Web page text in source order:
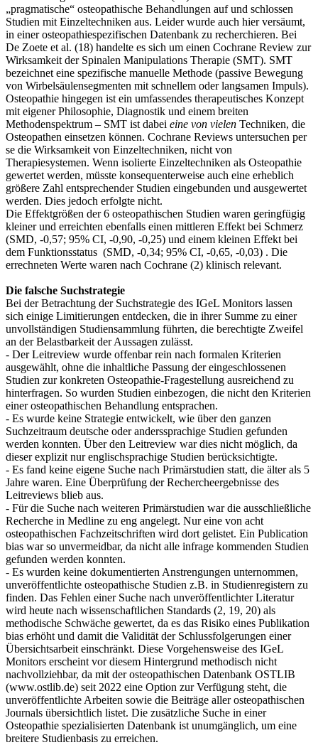
„pragmatische“ osteopathische Behandlungen auf und schlossen
Studien mit Einzeltechniken aus. Leider wurde auch hier versäumt,
in einer osteopathiespezifischen Datenbank zu recherchieren. Bei
De Zoete et al. (18) handelte es sich um einen Cochrane Review zur
Wirksamkeit der Spinalen Manipulations Therapie (SMT). SMT
bezeichnet eine spezifische manuelle Methode (passive Bewegung
von Wirbelsäulensegmenten mit schnellem oder langsamen Impuls).
Osteopathie hingegen ist ein umfassendes therapeutisches Konzept
mit eigener Philosophie, Diagnostik und einem breiten
Methodenspektrum – SMT ist dabei eine von vielen Techniken, die
Osteopathen einsetzen können. Cochrane Reviews untersuchen per
se die Wirksamkeit von Einzeltechniken, nicht von
Therapiesystemen. Wenn isolierte Einzeltechniken als Osteopathie
gewertet werden, müsste konsequenterweise auch eine erheblich
größere Zahl entsprechender Studien eingebunden und ausgewertet
werden. Dies jedoch erfolgte nicht.
Die Effektgrößen der 6 osteopathischen Studien waren geringfügig
kleiner und erreichten ebenfalls einen mittleren Effekt bei Schmerz
(SMD, -0,57; 95% CI, -0,90, -0,25) und einem kleinen Effekt bei
dem Funktionsstatus (SMD, -0,34; 95% CI, -0,65, -0,03) . Die
errechneten Werte waren nach Cochrane (2) klinisch relevant.
Die falsche Suchstrategie
Bei der Betrachtung der Suchstrategie des IGeL Monitors lassen
sich einige Limitierungen entdecken, die in ihrer Summe zu einer
unvollständigen Studiensammlung führten, die berechtigte Zweifel
an der Belastbarkeit der Aussagen zulässt.
- Der Leitreview wurde offenbar rein nach formalen Kriterien
ausgewählt, ohne die inhaltliche Passung der eingeschlossenen
Studien zur konkreten Osteopathie-Fragestellung ausreichend zu
hinterfragen. So wurden Studien einbezogen, die nicht den Kriterien
einer osteopathischen Behandlung entsprachen.
- Es wurde keine Strategie entwickelt, wie über den ganzen
Suchzeitraum deutsche oder anderssprachige Studien gefunden
werden konnten. Über den Leitreview war dies nicht möglich, da
dieser explizit nur englischsprachige Studien berücksichtigte.
- Es fand keine eigene Suche nach Primärstudien statt, die älter als 5
Jahre waren. Eine Überprüfung der Rechercheergebnisse des
Leitreviews blieb aus.
- Für die Suche nach weiteren Primärstudien war die ausschließliche
Recherche in Medline zu eng angelegt. Nur eine von acht
osteopathischen Fachzeitschriften wird dort gelistet. Ein Publication
bias war so unvermeidbar, da nicht alle infrage kommenden Studien
gefunden werden konnten.
- Es wurden keine dokumentierten Anstrengungen unternommen,
unveröffentlichte osteopathische Studien z.B. in Studienregistern zu
finden. Das Fehlen einer Suche nach unveröffentlichter Literatur
wird heute nach wissenschaftlichen Standards (2, 19, 20) als
methodische Schwäche gewertet, da es das Risiko eines Publikation
bias erhöht und damit die Validität der Schlussfolgerungen einer
Übersichtsarbeit einschränkt. Diese Vorgehensweise des IGeL
Monitors erscheint vor diesem Hintergrund methodisch nicht
nachvollziehbar, da mit der osteopathischen Datenbank OSTLIB
(www.ostlib.de) seit 2022 eine Option zur Verfügung steht, die
unveröffentlichte Arbeiten sowie die Beiträge aller osteopathischen
Journals übersichtlich listet. Die zusätzliche Suche in einer
Osteopathie spezialisierten Datenbank ist unumgänglich, um eine
breitere Studienbasis zu erreichen.